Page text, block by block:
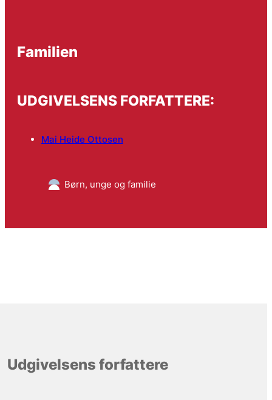
Familien
UDGIVELSENS FORFATTERE:
Mai Heide Ottosen
Børn, unge og familie
Udgivelsens forfattere